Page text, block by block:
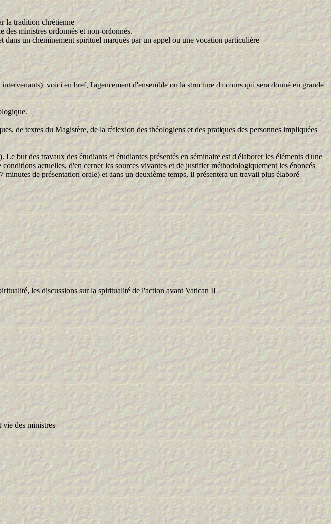
la tradition chrétienne
des ministres ordonnés et non-ordonnés.
un cheminement spirituel marqués par un appel ou une vocation particulière
voici en bref, l'agencement d'ensemble ou la structure du cours qui sera donné en grande
de textes du Magistère, de la réflexion des théologiens et des pratiques des personnes impliquées
but des travaux des étudiants et étudiantes présentés en séminaire est d'élaborer les éléments d'une
actuelles, d'en cerner les sources vivantes et de justifier méthodologiquement les énoncés
de présentation orale) et dans un deuxième temps, il présentera un travail plus élaboré
les discussions sur la spiritualité de l'action avant Vatican II
vie des ministres